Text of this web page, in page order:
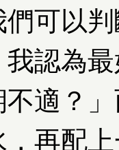
可以
認為
不適？
再配